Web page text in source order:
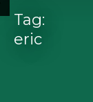
Tag:
eric